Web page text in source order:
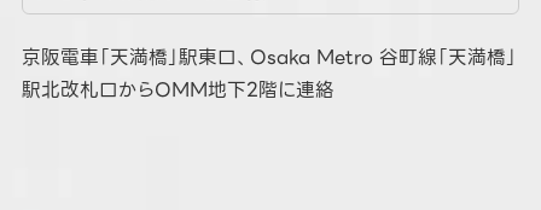
京阪電車「天満橋」駅東口、Osaka Metro 谷町線「天満橋」
駅北改札口からOMM地下2階に連絡